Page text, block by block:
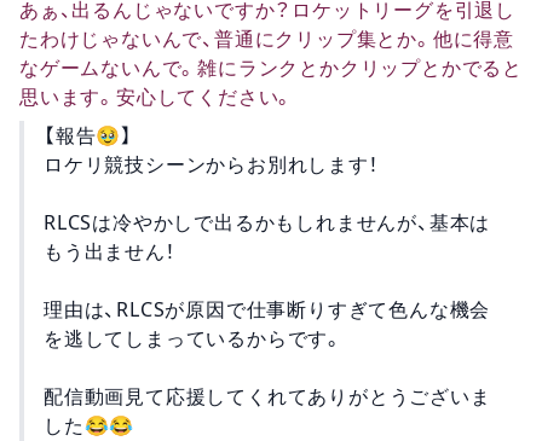
あぁ、出るんじゃないですか？ロケットリーグを引退し
たわけじゃないんで、普通にクリップ集とか。他に得意
なゲームないんで。雑にランクとかクリップとかでると
思います。安心してください。
【報告🥹】
ロケリ競技シーンからお別れします！
RLCSは冷やかしで出るかもしれませんが、基本は
もう出ません！
理由は、RLCSが原因で仕事断りすぎて色んな機会
を逃してしまっているからです。
配信動画見て応援してくれてありがとうございま
した😂😂